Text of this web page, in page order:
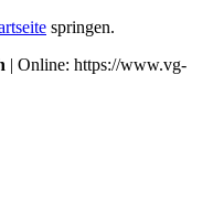
springen.
| Online: https://www.vg-